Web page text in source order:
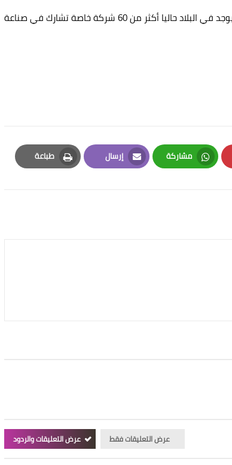
وتشجع الحكومة الصينية مشاركة المؤسسات الخاصة في صناعة الفضاء, ويوجد في البلاد حاليا أكثر من 60 شركة خاصة تشارك في صناعة
مشاركة
Whatsapp
إرسال
Email
طباعة
Print
عرض التعليقات فقط عرض التعليقات والردود